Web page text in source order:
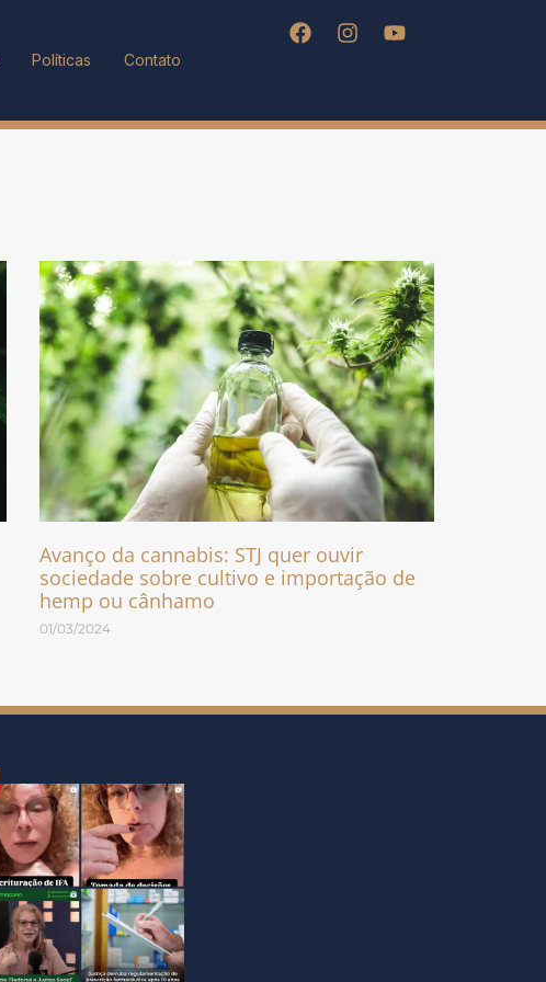
Políticas Contato
Avanço da cannabis: STJ quer ouvir
sociedade sobre cultivo e importação de
hemp ou cânhamo
01/03/2024